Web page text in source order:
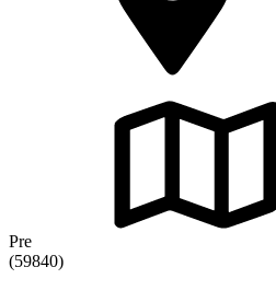
Pre
(59840)